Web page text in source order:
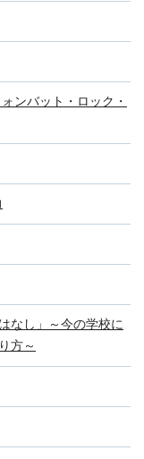
ンバット・ロック・
なし」～今の学校に
方～